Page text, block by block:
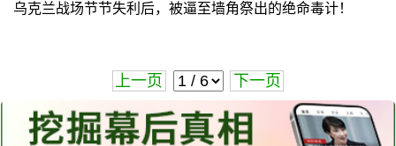
乌克兰战场节节失利后，被逼至墙角祭出的绝命毒计！
上一页 下一页